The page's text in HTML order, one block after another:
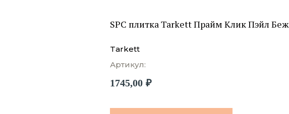
SPC плитка Tarkett Прайм Клик Пэйл Беж
Tarkett
Артикул:
1745,00 ₽